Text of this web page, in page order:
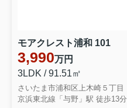
モアクレスト浦和 101
3,990万円
3LDK / 91.51㎡
さいたま市浦和区上木崎５丁目
京浜東北線「与野」駅 徒歩13分